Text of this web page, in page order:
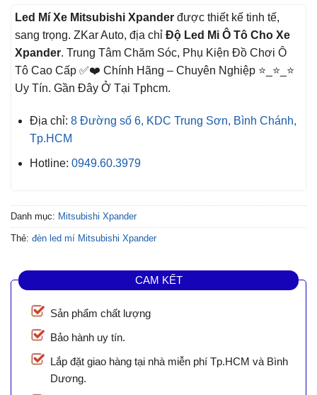
Led Mí Xe Mitsubishi Xpander được thiết kế tinh tế,
sang trọng. ZKar Auto, địa chỉ Độ Led Mi Ô Tô Cho Xe
Xpander. Trung Tâm Chăm Sóc, Phụ Kiện Đồ Chơi Ô
Tô Cao Cấp ✅❤️ Chính Hãng – Chuyên Nghiệp ⭐_⭐_⭐
Uy Tín. Gần Đây Ở Tại Tphcm.
Địa chỉ: 8 Đường số 6, KDC Trung Sơn, Bình Chánh,
Tp.HCM
Hotline: 0949.60.3979
Danh mục: Mitsubishi Xpander
Thẻ: đèn led mí Mitsubishi Xpander
CAM KẾT
Sản phẩm chất lượng
Bảo hành uy tín.
Lắp đặt giao hàng tại nhà miễn phí Tp.HCM và Bình
Dương.